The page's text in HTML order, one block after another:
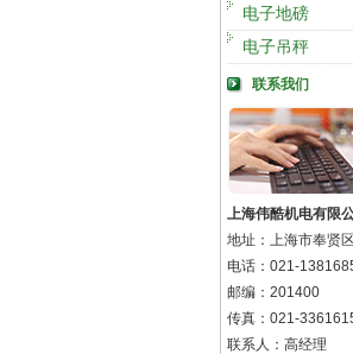
电子地磅
电子吊秤
联系我们
上海伟酷机电有限
地址：上海市奉贤
电话：021-
邮编：201400
传真：021-
联系人：高经理